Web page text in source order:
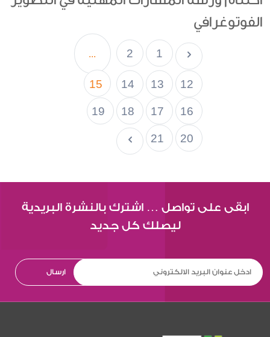
الفوتوغرافي
1
2
12
13
14
15
16
17
18
19
20
21
ابقى على تواصل … اشترك بالنشرة البريدية
ليصلك كل جديد